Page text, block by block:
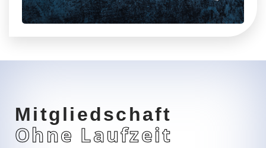
Mitgliedschaft
Ohne Laufzeit